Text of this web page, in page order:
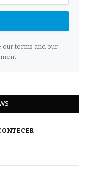
our terms and our